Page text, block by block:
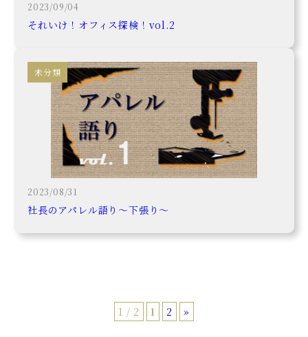
2023/09/04
それいけ！オフィス探検！vol.2
未分類
2023/08/31
社長のアパレル語り～下張り～
1 / 2 1 2 »